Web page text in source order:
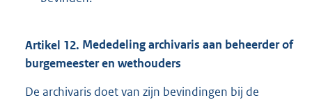
Artikel 12. Mededeling archivaris aan beheerder of
burgemeester en wethouders
De archivaris doet van zijn bevindingen bij de